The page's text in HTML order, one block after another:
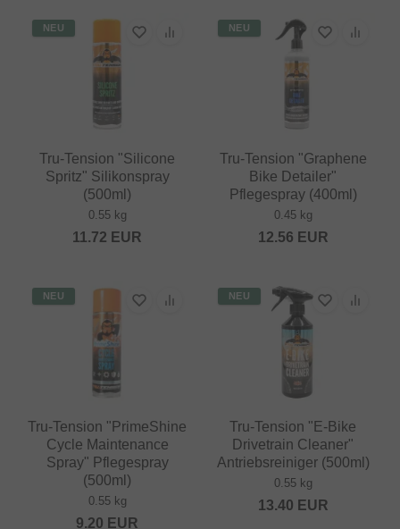
NEU
Tru-Tension "Silicone
Spritz" Silikonspray
(500ml)
0.55 kg
11.72 EUR
NEU
Tru-Tension "Graphene
Bike Detailer"
Pflegespray (400ml)
0.45 kg
12.56 EUR
NEU
Tru-Tension "PrimeShine
Cycle Maintenance
Spray" Pflegespray
(500ml)
0.55 kg
9.20 EUR
NEU
Tru-Tension "E-Bike
Drivetrain Cleaner"
Antriebsreiniger (500ml)
0.55 kg
13.40 EUR